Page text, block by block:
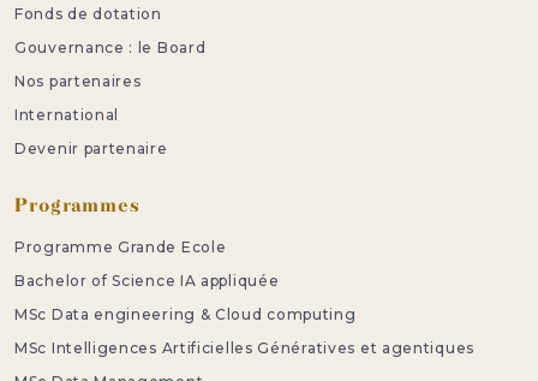
Fonds de dotation
Gouvernance : le Board
Nos partenaires
International
Devenir partenaire
Programmes
Programme Grande Ecole
Bachelor of Science IA appliquée
MSc Data engineering & Cloud computing
MSc Intelligences Artificielles Génératives et agentiques